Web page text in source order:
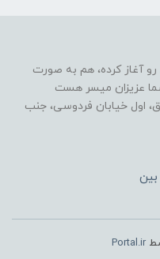
فعالیت خودش رو آغاز کرده، هم به صورت
عزیزان میسر هست
اول خیابان فردوسی، جنب
Portal.ir